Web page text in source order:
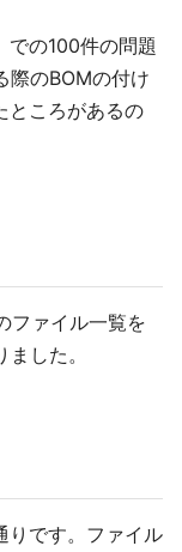
での100件の問題
際のBOMの付け
ところがあるの
ファイル一覧を
した。
りです。ファイル